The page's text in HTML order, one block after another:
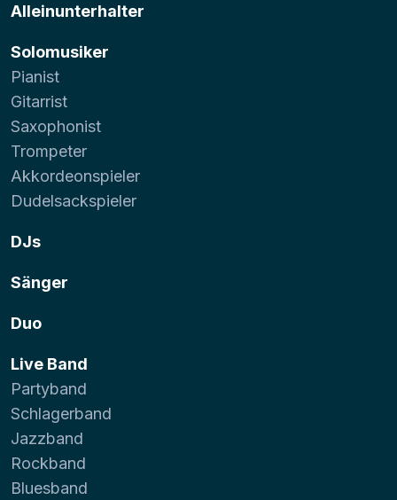
Alleinunterhalter
Solomusiker
Pianist
Gitarrist
Saxophonist
Trompeter
Akkordeonspieler
Dudelsackspieler
DJs
Sänger
Duo
Live Band
Partyband
Schlagerband
Jazzband
Rockband
Bluesband